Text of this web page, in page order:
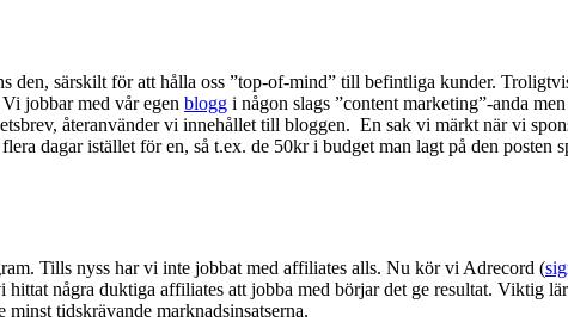
den, särskilt för att hålla oss ”top-of-mind” till befintliga kunder.
jobbar med vår egen blogg i någon slags ”content marketing”-anda
återanvänder vi innehållet till bloggen. En sak vi märkt när vi
dagar istället för en, så t.ex. de 50kr i budget man lagt på den posten
Tills nyss har vi inte jobbat med affiliates alls. Nu kör vi Adrecord (
några duktiga affiliates att jobba med börjar det ge resultat. Viktig
tidskrävande marknadsinsatserna.